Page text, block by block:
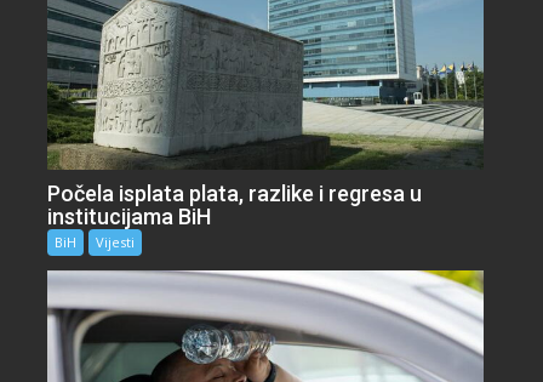
Počela isplata plata, razlike i regresa u
institucijama BiH
BiH Vijesti